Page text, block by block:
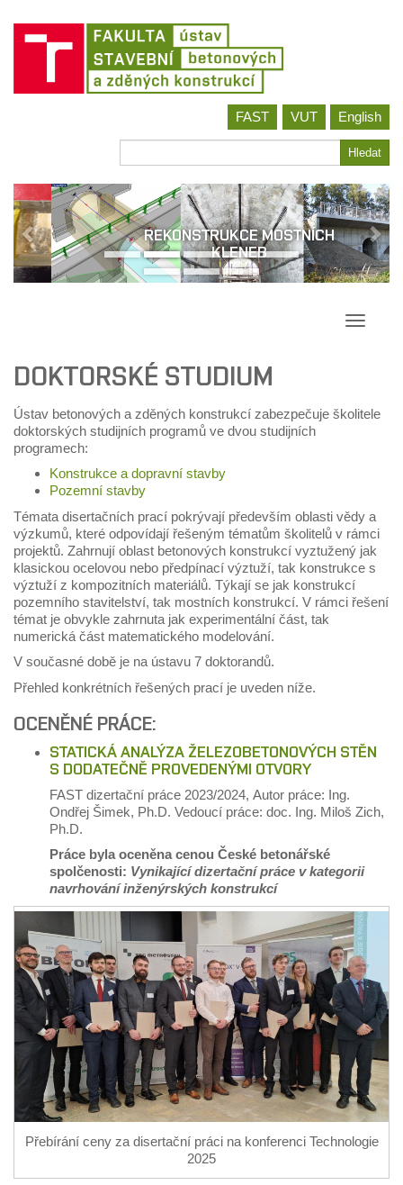
FAST VUT
English
Hledat
REKONSTRUKCE MOSTNÍCH
KLENEB
DOKTORSKÉ STUDIUM
Ústav betonových a zděných konstrukcí zabezpečuje školitele
doktorských studijních programů ve dvou studijních
programech:
Konstrukce a dopravní stavby
Pozemní stavby
Témata disertačních prací pokrývají především oblasti vědy a
výzkumů, které odpovídají řešeným tématům školitelů v rámci
projektů. Zahrnují oblast betonových konstrukcí vyztužený jak
klasickou ocelovou nebo předpínací výztuží, tak konstrukce s
výztuží z kompozitních materiálů. Týkají se jak konstrukcí
pozemního stavitelství, tak mostních konstrukcí. V rámci řešení
témat je obvykle zahrnuta jak experimentální část, tak
numerická část matematického modelování.
V současné době je na ústavu 7 doktorandů.
Přehled konkrétních řešených prací je uveden níže.
OCENĚNÉ PRÁCE:
STATICKÁ ANALÝZA ŽELEZOBETONOVÝCH STĚN
S DODATEČNĚ PROVEDENÝMI OTVORY
FAST dizertační práce 2023/2024, Autor práce: Ing.
Ondřej Šimek, Ph.D. Vedoucí práce: doc. Ing. Miloš Zich,
Ph.D.
Práce byla oceněna cenou České betonářské
spolčenosti: Vynikající dizertační práce v kategorii
navrhování inženýrských konstrukcí
Přebírání ceny za disertační práci na konferenci Technologie
2025